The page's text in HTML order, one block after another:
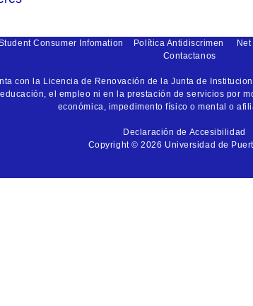
Consumer Infomation Política Antidiscrimen
Contactanos
con la Licencia de Renovación de la Junta de
el empleo ni en la prestación de servicios por
económica, impedimento físico o mental o
Declaración de Accesibilidad
Copyright © 2026 Universidad de